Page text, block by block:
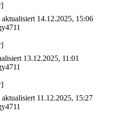
14.12.2025, 15:06
13.12.2025, 11:01
11.12.2025, 15:27